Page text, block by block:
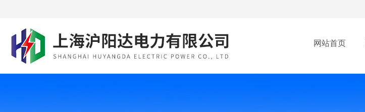
网站首页